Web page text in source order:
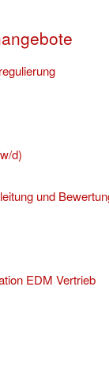
d)
und
EDM Vertrieb